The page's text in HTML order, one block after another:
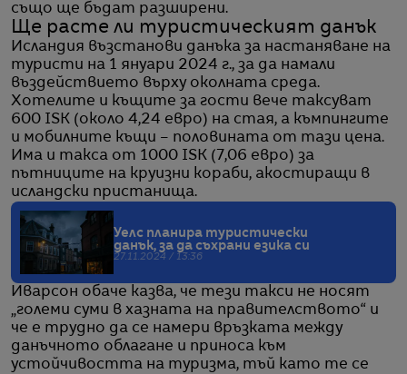
също ще бъдат разширени.
Ще расте ли туристическият данък
Исландия възстанови данъка за настаняване на
туристи на 1 януари 2024 г., за да намали
въздействието върху околната среда.
Хотелите и къщите за гости вече таксуват
600 ISK (около 4,24 евро) на стая, а къмпингите
и мобилните къщи – половината от тази цена.
Има и такса от 1000 ISK (7,06 евро) за
пътниците на круизни кораби, акостиращи в
исландски пристанища.
Уелс планира туристически
данък, за да съхрани езика си
27.11.2024 / 13:36
Иварсон обаче казва, че тези такси не носят
„големи суми в хазната на правителството“ и
че е трудно да се намери връзката между
данъчното облагане и приноса към
устойчивостта на туризма, тъй като те се